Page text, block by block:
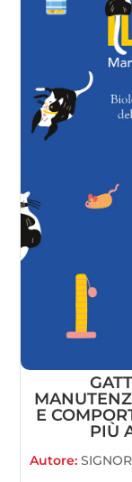
E
PIÙ
Autore: